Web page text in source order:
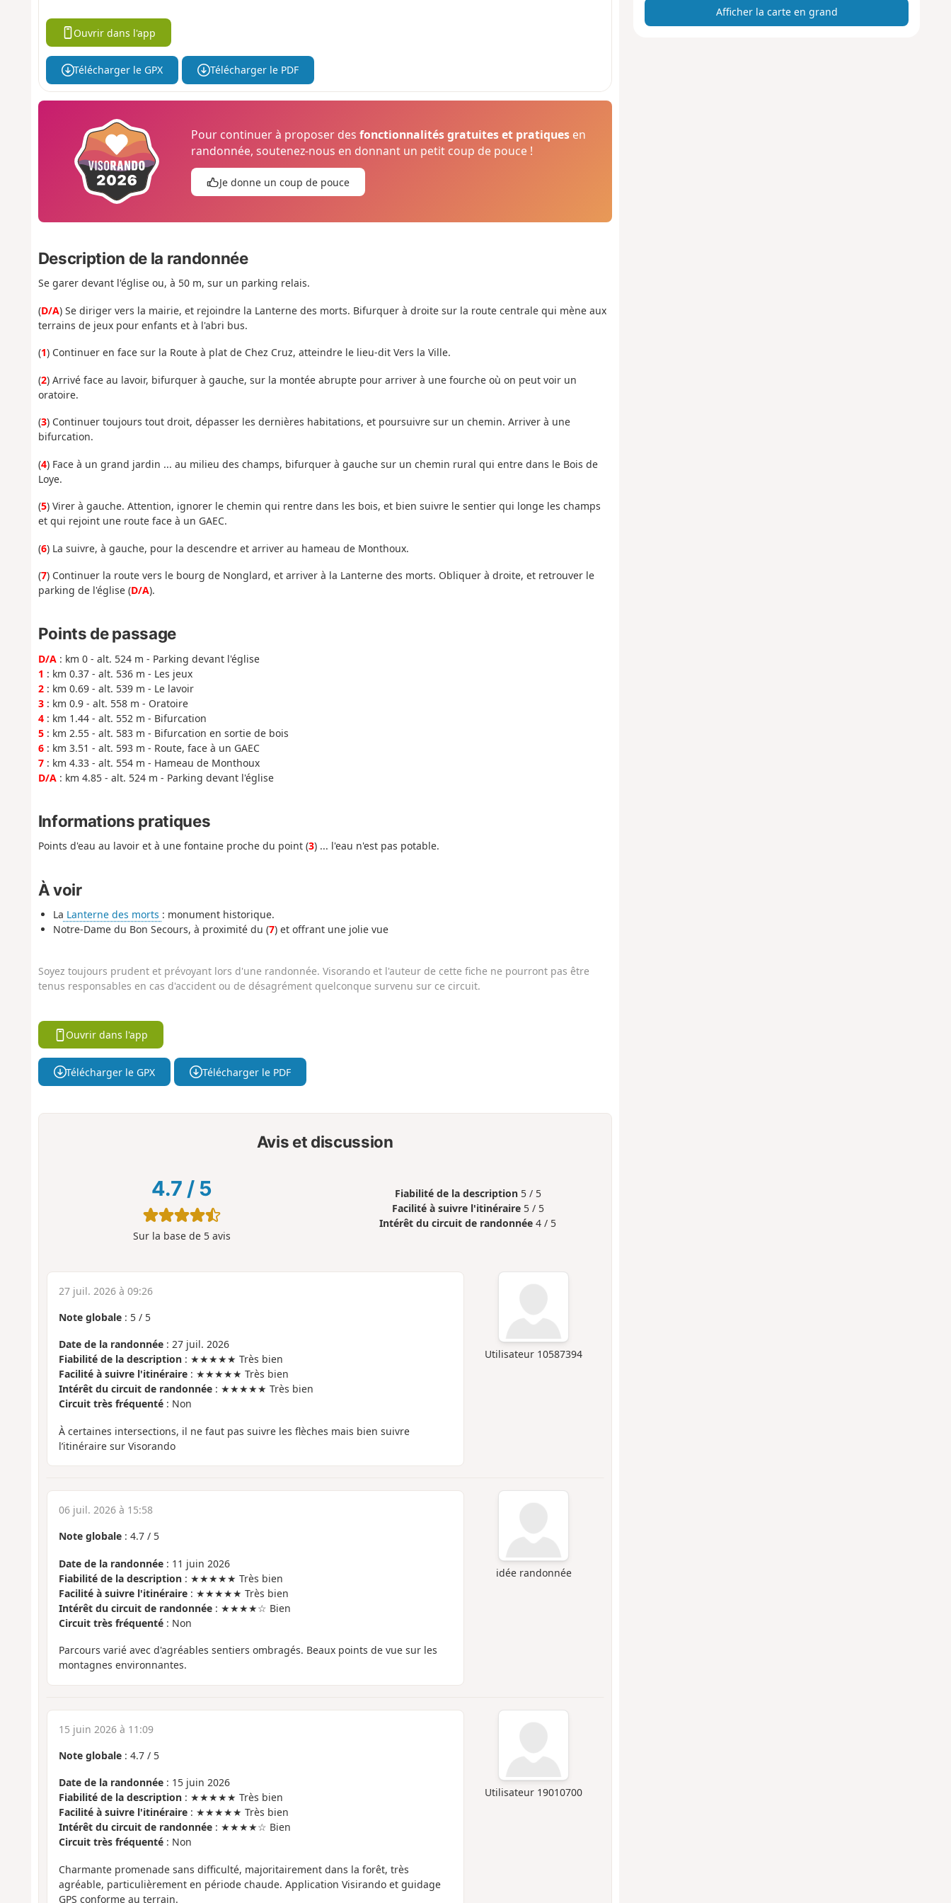
Ouvrir dans l'app
Télécharger le GPX Télécharger le PDF
Pour continuer à proposer desfonctionnalités gratuites et pratiques en
randonnée, soutenez-nous en donnant un petit coup de pouce !
Je donne un coup de pouce
Description de la randonnée
Se garer devant l'église ou, à 50 m, sur un parking relais.
(D/A) Se diriger vers la mairie, et rejoindre la Lanterne des morts. Bifurquer à droite sur la route centrale qui mène aux
terrains de jeux pour enfants et à l'abri bus.
(1) Continuer en face sur la Route à plat de Chez Cruz, atteindre le lieu-dit Vers la Ville.
(2) Arrivé face au lavoir, bifurquer à gauche, sur la montée abrupte pour arriver à une fourche où on peut voir un
oratoire.
(3) Continuer toujours tout droit, dépasser les dernières habitations, et poursuivre sur un chemin. Arriver à une
bifurcation.
(4) Face à un grand jardin ... au milieu des champs, bifurquer à gauche sur un chemin rural qui entre dans le Bois de
Loye.
(5) Virer à gauche. Attention, ignorer le chemin qui rentre dans les bois, et bien suivre le sentier qui longe les champs
et qui rejoint une route face à un GAEC.
(6) La suivre, à gauche, pour la descendre et arriver au hameau de Monthoux.
(7) Continuer la route vers le bourg de Nonglard, et arriver à la Lanterne des morts. Obliquer à droite, et retrouver le
parking de l'église (D/A).
Points de passage
D/A: km 0 - alt. 524 m - Parking devant l'église
1 : km 0.37 - alt. 536 m - Les jeux
2: km 0.69 - alt. 539 m - Le lavoir
3: km 0.9 - alt. 558 m - Oratoire
4: km 1.44 - alt. 552 m - Bifurcation
5: km 2.55 - alt. 583 m - Bifurcation en sortie de bois
6: km 3.51 - alt. 593 m - Route, face à un GAEC
7: km 4.33 - alt. 554 m - Hameau de Monthoux
D/A: km 4.85 - alt. 524 m - Parking devant l'église
Informations pratiques
Points d'eau au lavoir et à une fontaine proche du point (3) ... l'eau n'est pas potable.
À voir
La Lanterne des morts : monument historique.
Notre-Dame du Bon Secours, à proximité du (7) et offrant une jolie vue
Soyez toujours prudent et prévoyant lors d'une randonnée. Visorando et l'auteur de cette fiche ne pourront pas être
tenus responsables en cas d'accident ou de désagrément quelconque survenu sur ce circuit.
Ouvrir dans l'app
Télécharger le GPX Télécharger le PDF
Avis et discussion
4.7 / 5
Sur la base de 5avis
Fiabilité de la description 5 / 5
Facilité à suivre l'itinéraire 5 / 5
Intérêt du circuit de randonnée 4 / 5
Utilisateur 10587394
27 juil. 2026 à 09:26
Note globale: 5/ 5
Date de la randonnée: 27 juil. 2026
Fiabilité de la description: ★★★★★ Très bien
Facilité à suivre l'itinéraire: ★★★★★ Très bien
Intérêt du circuit de randonnée: ★★★★★ Très bien
Circuit très fréquenté: Non
À certaines intersections, il ne faut pas suivre les flèches mais bien suivre
l’itinéraire sur Visorando
idée randonnée
06 juil. 2026 à 15:58
Note globale: 4.7/ 5
Date de la randonnée: 11 juin 2026
Fiabilité de la description: ★★★★★ Très bien
Facilité à suivre l'itinéraire: ★★★★★ Très bien
Intérêt du circuit de randonnée: ★★★★☆ Bien
Circuit très fréquenté: Non
Parcours varié avec d'agréables sentiers ombragés. Beaux points de vue sur les
montagnes environnantes.
Utilisateur 19010700
15 juin 2026 à 11:09
Note globale: 4.7/ 5
Date de la randonnée: 15 juin 2026
Fiabilité de la description: ★★★★★ Très bien
Facilité à suivre l'itinéraire: ★★★★★ Très bien
Intérêt du circuit de randonnée: ★★★★☆ Bien
Circuit très fréquenté: Non
Charmante promenade sans difficulté, majoritairement dans la forêt, très
agréable, particulièrement en période chaude. Application Visirando et guidage
GPS conforme au terrain.
t
e
Afficher la carte en grand